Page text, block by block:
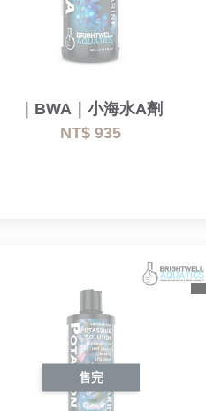
｜BWA｜小海水A劑
NT$ 935
售完